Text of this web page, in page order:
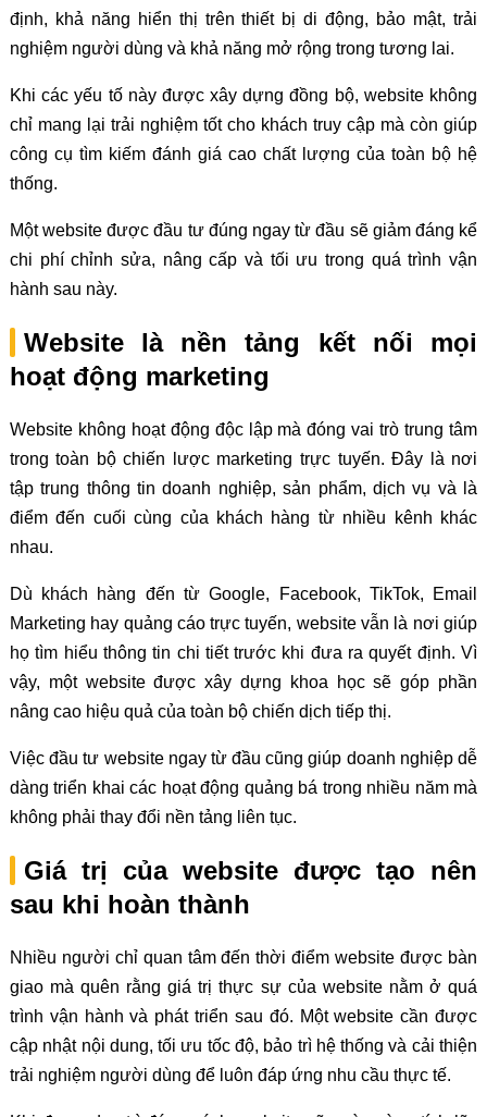
định, khả năng hiển thị trên thiết bị di động, bảo mật, trải
nghiệm người dùng và khả năng mở rộng trong tương lai.
Khi các yếu tố này được xây dựng đồng bộ, website không
chỉ mang lại trải nghiệm tốt cho khách truy cập mà còn giúp
công cụ tìm kiếm đánh giá cao chất lượng của toàn bộ hệ
thống.
Một website được đầu tư đúng ngay từ đầu sẽ giảm đáng kể
chi phí chỉnh sửa, nâng cấp và tối ưu trong quá trình vận
hành sau này.
Website là nền tảng kết nối mọi
hoạt động marketing
Website không hoạt động độc lập mà đóng vai trò trung tâm
trong toàn bộ chiến lược marketing trực tuyến. Đây là nơi
tập trung thông tin doanh nghiệp, sản phẩm, dịch vụ và là
điểm đến cuối cùng của khách hàng từ nhiều kênh khác
nhau.
Dù khách hàng đến từ Google, Facebook, TikTok, Email
Marketing hay quảng cáo trực tuyến, website vẫn là nơi giúp
họ tìm hiểu thông tin chi tiết trước khi đưa ra quyết định. Vì
vậy, một website được xây dựng khoa học sẽ góp phần
nâng cao hiệu quả của toàn bộ chiến dịch tiếp thị.
Việc đầu tư website ngay từ đầu cũng giúp doanh nghiệp dễ
dàng triển khai các hoạt động quảng bá trong nhiều năm mà
không phải thay đổi nền tảng liên tục.
Giá trị của website được tạo nên
sau khi hoàn thành
Nhiều người chỉ quan tâm đến thời điểm website được bàn
giao mà quên rằng giá trị thực sự của website nằm ở quá
trình vận hành và phát triển sau đó. Một website cần được
cập nhật nội dung, tối ưu tốc độ, bảo trì hệ thống và cải thiện
trải nghiệm người dùng để luôn đáp ứng nhu cầu thực tế.